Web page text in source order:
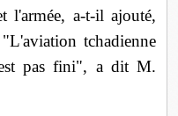
l'armée, a-t-il ajouté,
"L'aviation tchadienne
pas fini", a dit M.